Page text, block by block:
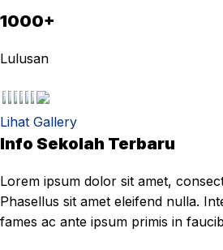
1000+
Lulusan
Lihat Gallery
Info Sekolah Terbaru
Lorem ipsum dolor sit amet,
Phasellus sit amet eleifend nulla.
fames ac ante ipsum primis in